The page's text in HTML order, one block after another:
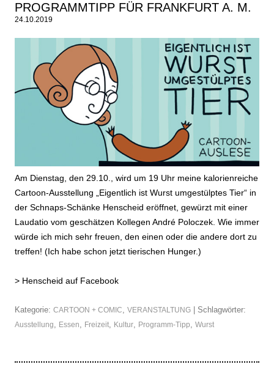
PROGRAMMTIPP FÜR FRANKFURT A. M.
24.10.2019
Am Dienstag, den 29.10., wird um 19 Uhr meine kalorienreiche
Cartoon-Ausstellung „Eigentlich ist Wurst umgestülptes Tier“ in
der Schnaps-Schänke Henscheid eröffnet, gewürzt mit einer
Laudatio vom geschätzen Kollegen André Poloczek. Wie immer
würde ich mich sehr freuen, den einen oder die andere dort zu
treffen! (Ich habe schon jetzt tierischen Hunger.)
> Henscheid auf Facebook
Kategorie: CARTOON + COMIC, VERANSTALTUNG | Schlagwörter:
Ausstellung, Essen, Freizeit, Kultur, Programm-Tipp, Wurst